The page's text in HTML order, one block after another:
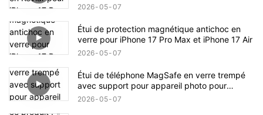
2026 05 07
Étui de protection magnétique antichoc en
verre pour iPhone 17 Pro Max et iPhone 17 Air
2026 05 07
Étui de téléphone MagSafe en verre trempé
avec support pour appareil photo pour
iPhone 17 Pro Max
2026 05 07